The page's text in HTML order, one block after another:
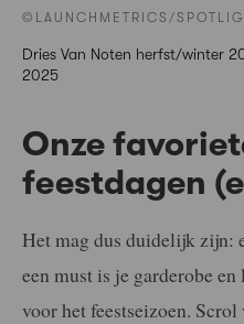
©LAUNCHMETRICS/
Dries Van Noten herfst/winter
2025
Onze
feestdagen
Het mag dus duidelijk zijn:
een must is je garderobe
voor het feestseizoen.